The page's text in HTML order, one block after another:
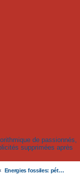
de passionnés,
supprimées après
Energies fossiles: pétrole, gaz, charbon et électricité nucléaire (fission et fusion)